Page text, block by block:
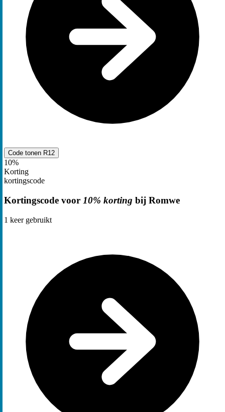
Code tonen R12
10%
Korting
kortingscode
Kortingscode voor 10% korting bij Romwe
1 keer gebruikt